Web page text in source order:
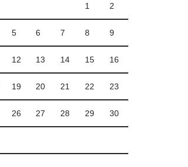
1 2
5 6 7 8 9
12 13 14 15 16
19 20 21 22 23
26 27 28 29 30